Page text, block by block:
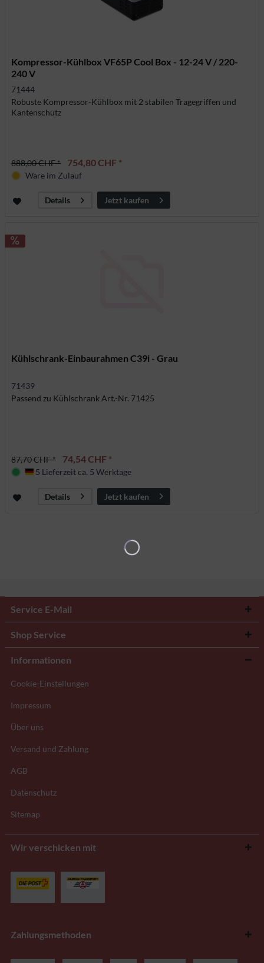
Kompressor-Kühlbox VF65P Cool Box - 12-24 V / 220-
240 V
71444
Robuste Kompressor-Kühlbox mit 2 stabilen Tragegriffen und
Kantenschutz
888,00 CHF * 754,80 CHF *
Ware im Zulauf
Details Jetzt kaufen
Kühlschrank-Einbaurahmen C39i - Grau
71439
Passend zu Kühlschrank Art.-Nr. 71425
87,70 CHF * 74,54 CHF *
Deutschland
5 Lieferzeit ca. 5 Werktage
Details Jetzt kaufen
Service E-Mail
Shop Service
Informationen
Cookie-Einstellungen
Impressum
Über uns
Versand und Zahlung
AGB
Datenschutz
Sitemap
Wir verschicken mit
Zahlungsmethoden